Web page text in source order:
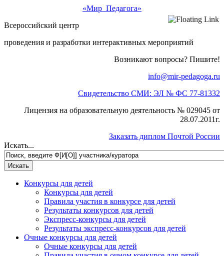
«Мир Педагога»
Всероссийский центр
проведения и разработки интерактивных мероприятий
Возникают вопросы? Пишите!
info@mir-pedagoga.ru
Свидетельство СМИ: ЭЛ № ФС 77-81332
Лицензия на образовательную деятельность № 029045 от
28.07.2011г.
Заказать диплом Почтой России
Искать...
Конкурсы для детей
Конкурсы для детей
Правила участия в конкурсе для детей
Результаты конкурсов для детей
Экспресс-конкурсы для детей
Результаты экспресс-конкурсов для детей
Очные конкурсы для детей
Очные конкурсы для детей